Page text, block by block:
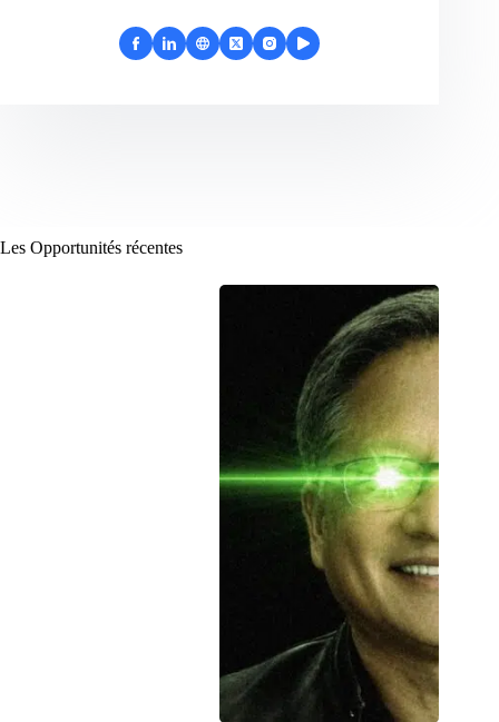
Les Opportunités récentes